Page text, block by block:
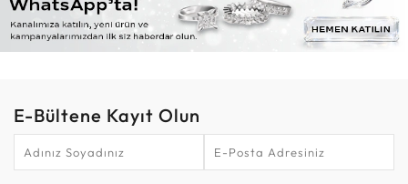
E-Bültene Kayıt Olun